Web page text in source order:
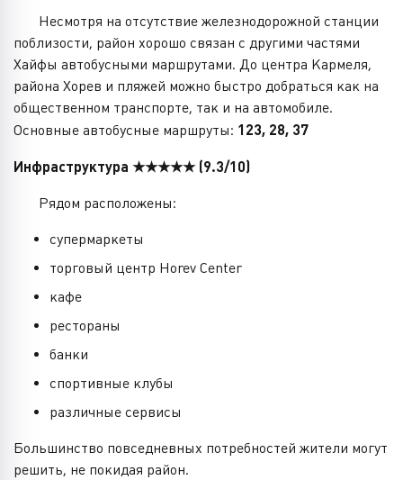
Несмотря на отсутствие железнодорожной станции
поблизости, район хорошо связан с другими частями
Хайфы автобусными маршрутами. До центра Кармеля,
района Хорев и пляжей можно быстро добраться как на
общественном транспорте, так и на автомобиле.
Основные автобусные маршруты: 123, 28, 37
Инфраструктура ★★★★★ (9.3/10)
Рядом расположены:
супермаркеты
торговый центр Horev Center
кафе
рестораны
банки
спортивные клубы
различные сервисы
Большинство повседневных потребностей жители могут
решить, не покидая район.